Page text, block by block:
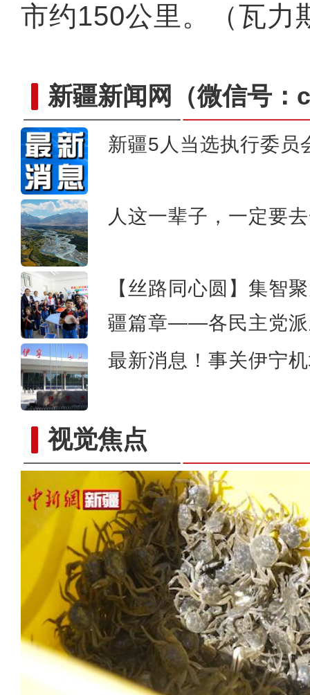
市约150公里。（瓦力
新疆新闻网 （微信号
新疆5人当选执行委员
人这一辈子，一定要
【丝路同心圆】集智
疆篇章——各民主党派
最新消息！事关伊宁
视觉焦点新疆兵团：朽木变工艺品